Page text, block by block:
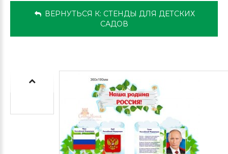
ВЕРНУТЬСЯ К: СТЕНДЫ ДЛЯ ДЕТСКИХ
САДОВ